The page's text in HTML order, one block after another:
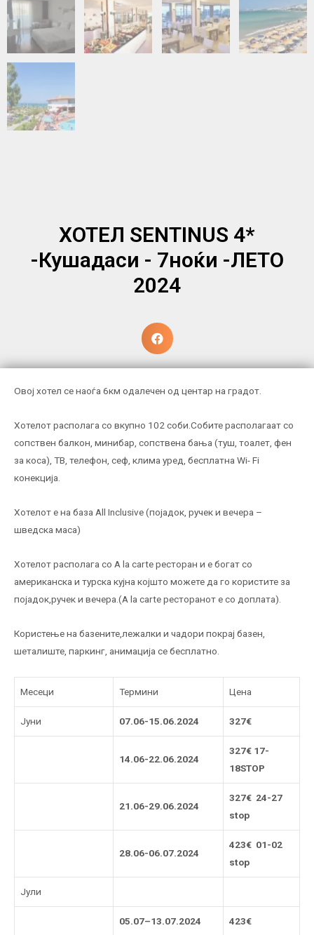
ХОТЕЛ SENTINUS 4*
-Кушадаси - 7ноќи -ЛЕТО
2024
Овој хотел се наоѓа 6км одалечен од центар на градот.
Хотелот располага со вкупно 102 соби.Собите располагаат со
сопствен балкон, минибар, сопствена бања (туш, тоалет, фен
за коса), ТВ, телефон, сеф, клима уред, бесплатна Wi- Fi
конекција.
Хотелот е на база All Inclusive (појадок, ручек и вечера –
шведска маса)
Хотелот располага со A la carte ресторан и е богат со
американска и турска кујна којшто можете да го користите за
појадок,ручек и вечера.(А la carte ресторанот е со доплата).
Користење на базените,лежалки и чадори покрај базен,
шеталиште, паркинг, анимација се бесплатно.
Месеци Термини Цена
Jуни 07.06-15.06.2024 327€
14.06-22.06.2024
327€ 17-
18STOP
21.06-29.06.2024
327€ 24-27
stop
28.06-06.07.2024
423€ 01-02
stop
Јули
05.07–13.07.2024 423€